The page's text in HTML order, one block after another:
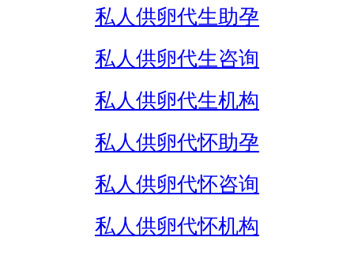
私人供卵代生助孕
私人供卵代生咨询
私人供卵代生机构
私人供卵代怀助孕
私人供卵代怀咨询
私人供卵代怀机构